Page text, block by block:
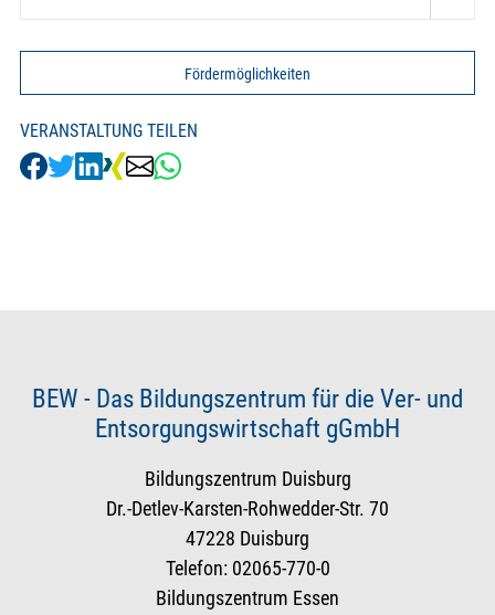
Fördermöglichkeiten
VERANSTALTUNG TEILEN
BEW - Das Bildungszentrum für die Ver- und
Entsorgungswirtschaft gGmbH
Bildungszentrum Duisburg
Dr.-Detlev-Karsten-Rohwedder-Str. 70
47228 Duisburg
Telefon: 02065-770-0
Bildungszentrum Essen